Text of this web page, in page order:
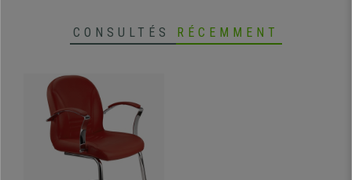
CONSULTÉS RÉCEMMENT